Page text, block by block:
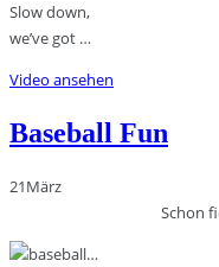
Slow down,
we’ve got …
Video ansehen
Baseball Fun
21März
Schon
…